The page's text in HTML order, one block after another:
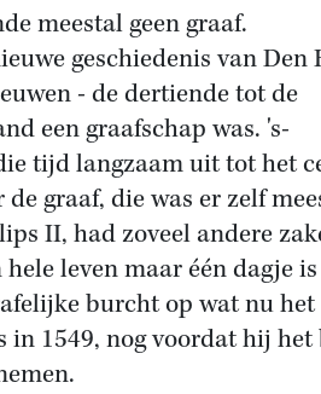
meestal geen graaf.
geschiedenis van Den
- de dertiende tot de
een graafschap was. 's-
tijd langzaam uit tot het
graaf, die was er zelf
II, had zoveel andere
leven maar één dagje is
burcht op wat nu het
in 1549, nog voordat hij